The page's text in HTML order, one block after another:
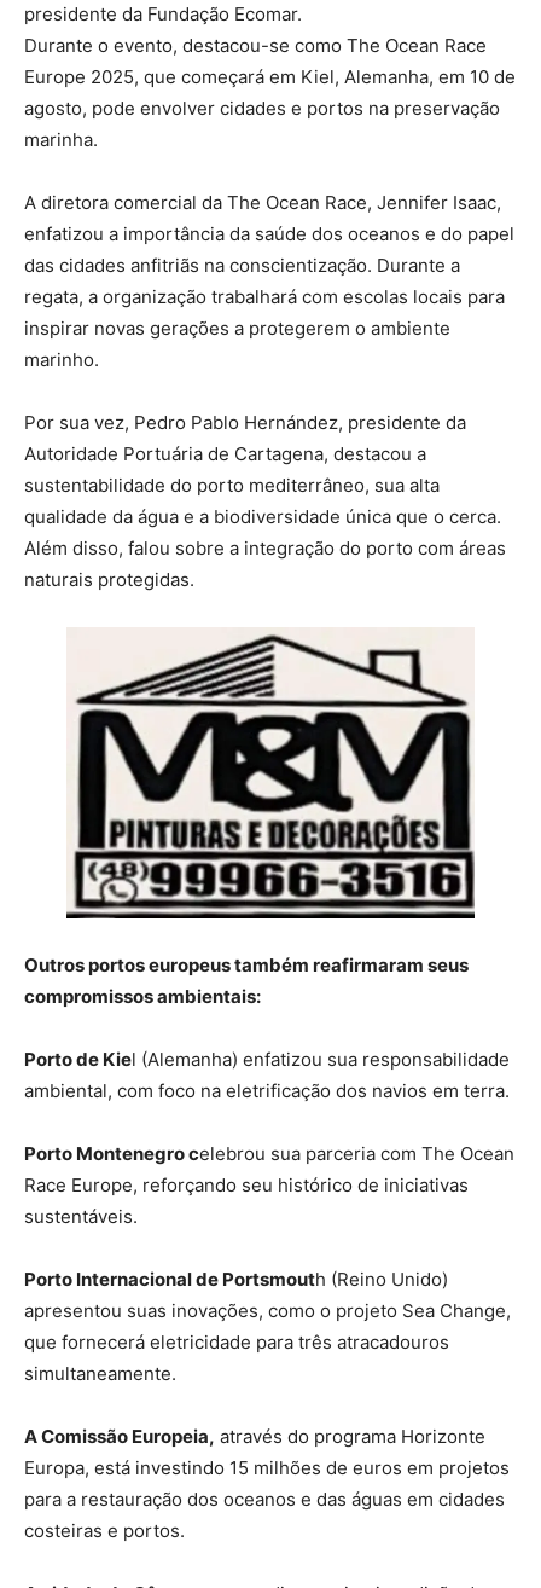
presidente da Fundação Ecomar.
Durante o evento, destacou-se como The Ocean Race
Europe 2025, que começará em Kiel, Alemanha, em 10 de
agosto, pode envolver cidades e portos na preservação
marinha.
A diretora comercial da The Ocean Race, Jennifer Isaac,
enfatizou a importância da saúde dos oceanos e do papel
das cidades anfitriãs na conscientização. Durante a
regata, a organização trabalhará com escolas locais para
inspirar novas gerações a protegerem o ambiente
marinho.
Por sua vez, Pedro Pablo Hernández, presidente da
Autoridade Portuária de Cartagena, destacou a
sustentabilidade do porto mediterrâneo, sua alta
qualidade da água e a biodiversidade única que o cerca.
Além disso, falou sobre a integração do porto com áreas
naturais protegidas.
Outros portos europeus também reafirmaram seus
compromissos ambientais:
Porto de Kiel (Alemanha) enfatizou sua responsabilidade
ambiental, com foco na eletrificação dos navios em terra.
Porto Montenegro celebrou sua parceria com The Ocean
Race Europe, reforçando seu histórico de iniciativas
sustentáveis.
Porto Internacional de Portsmouth (Reino Unido)
apresentou suas inovações, como o projeto Sea Change,
que fornecerá eletricidade para três atracadouros
simultaneamente.
A Comissão Europeia, através do programa Horizonte
Europa, está investindo 15 milhões de euros em projetos
para a restauração dos oceanos e das águas em cidades
costeiras e portos.